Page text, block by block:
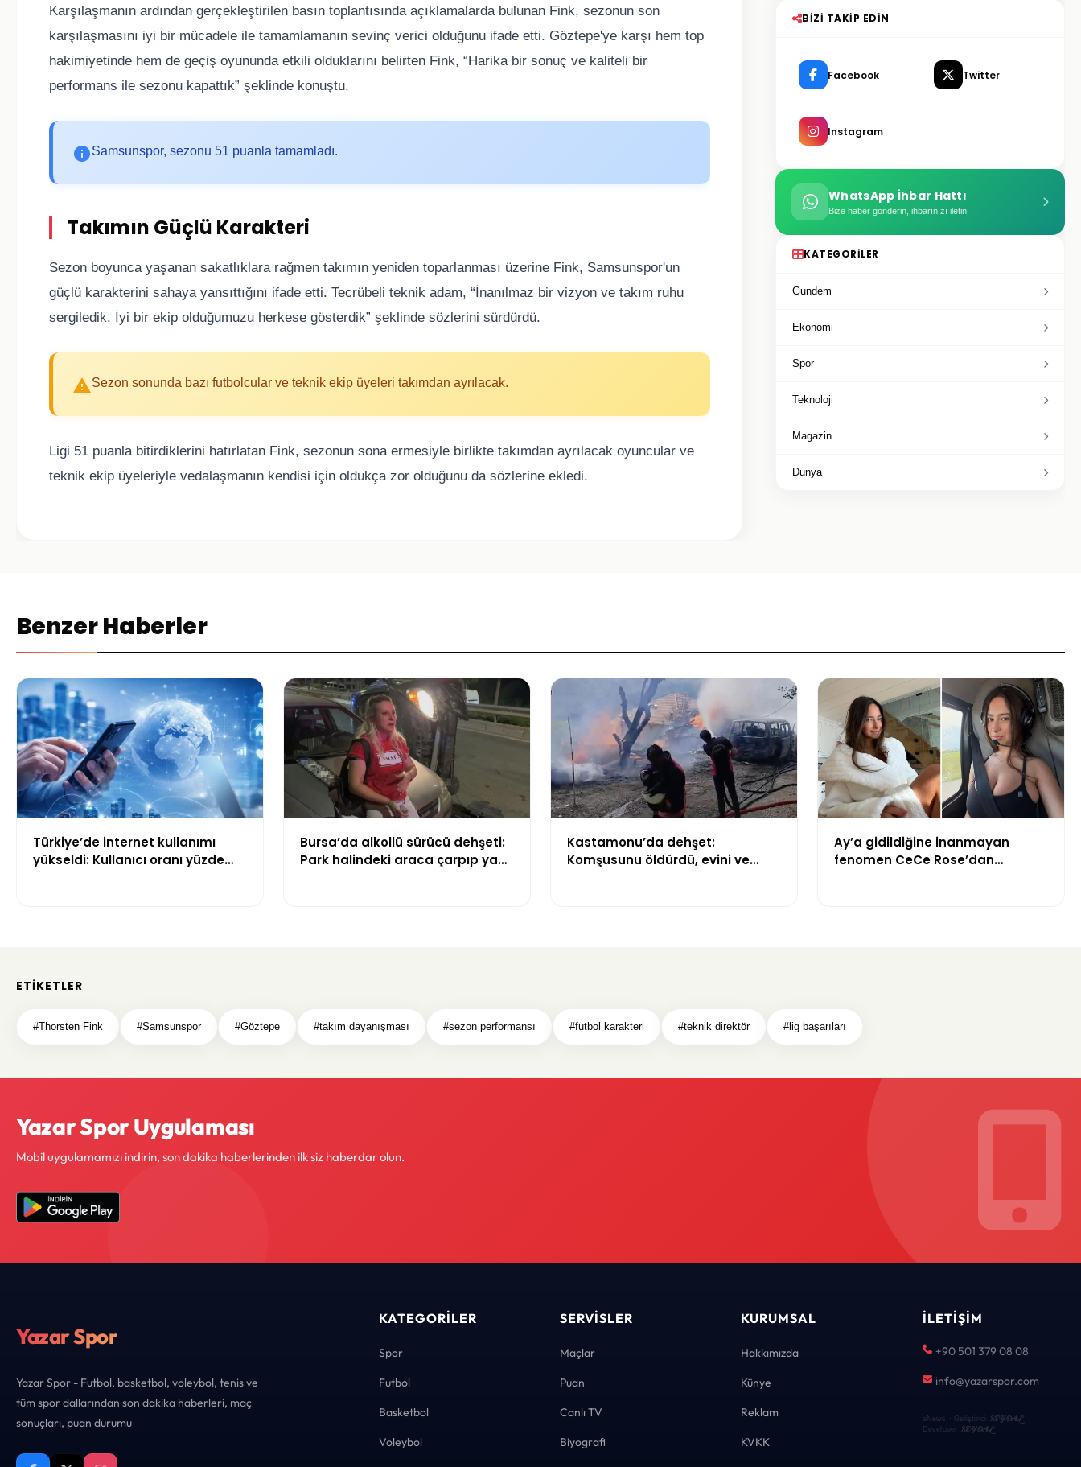
Karşılaşmanın ardından gerçekleştirilen basın toplantısında açıklamalarda bulunan Fink, sezonun son
karşılaşmasını iyi bir mücadele ile tamamlamanın sevinç verici olduğunu ifade etti. Göztepe'ye karşı hem top
hakimiyetinde hem de geçiş oyununda etkili olduklarını belirten Fink, “Harika bir sonuç ve kaliteli bir
performans ile sezonu kapattık” şeklinde konuştu.
Samsunspor, sezonu 51 puanla tamamladı.
Takımın Güçlü Karakteri
Sezon boyunca yaşanan sakatlıklara rağmen takımın yeniden toparlanması üzerine Fink, Samsunspor'un
güçlü karakterini sahaya yansıttığını ifade etti. Tecrübeli teknik adam, “İnanılmaz bir vizyon ve takım ruhu
sergiledik. İyi bir ekip olduğumuzu herkese gösterdik” şeklinde sözlerini sürdürdü.
Sezon sonunda bazı futbolcular ve teknik ekip üyeleri takımdan ayrılacak.
Ligi 51 puanla bitirdiklerini hatırlatan Fink, sezonun sona ermesiyle birlikte takımdan ayrılacak oyuncular ve
teknik ekip üyeleriyle vedalaşmanın kendisi için oldukça zor olduğunu da sözlerine ekledi.
BIZI TAKIP EDIN
Facebook Twitter
Instagram
WhatsApp İhbar Hattı
Bize haber gönderin, ihbarınızı iletin
KATEGORILER
Gundem
Ekonomi
Spor
Teknoloji
Magazin
Dunya
Benzer Haberler
Türkiye’de internet kullanımı
yükseldi: Kullanıcı oranı yüzde
Bursa’da alkollü sürücü dehşeti:
Park halindeki araca çarpıp yan
Kastamonu’da dehşet:
Komşusunu öldürdü, evini ve
Ay’a gidildiğine inanmayan
fenomen CeCe Rose’dan
ETIKETLER
#Thorsten Fink #Samsunspor #Göztepe #takım dayanışması #sezon performansı #futbol karakteri #teknik direktör #lig başarıları
Yazar Spor Uygulaması
Mobil uygulamamızı indirin, son dakika haberlerinden ilk siz haberdar olun.
Yazar Spor
Yazar Spor - Futbol, basketbol, voleybol, tenis ve
tüm spor dallarından son dakika haberleri, maç
sonuçları, puan durumu
KATEGORILER
Spor
Futbol
Basketbol
Voleybol
SERVISLER
Maçlar
Puan
Canlı TV
Biyografi
KURUMSAL
Hakkımızda
Künye
Reklam
KVKK
İLETIŞIM
+90 501 379 08 08
info@yazarspor.com
eNews · Geliştirici KEYDAL·
Developer
KEYDAL